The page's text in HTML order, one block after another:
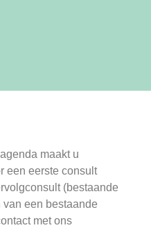
maakt u
een eerste consult
(bestaande
een bestaande
met ons